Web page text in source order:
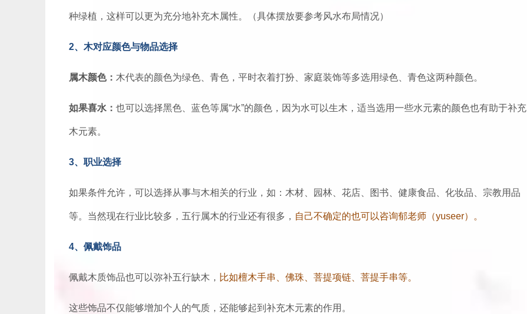
种绿植，这样可以更为充分地补充木属性。（具体摆放要参考风水布局情况）
2、木对应颜色与物品选择
属木颜色： 木代表的颜色为绿色、青色，平时衣着打扮、家庭装饰等多选用绿色、青色这两种颜色。
如果喜水： 也可以选择黑色、蓝色等属“水”的颜色，因为水可以生木，适当选用一些水元素的颜色也有助于补充
木元素。
3、职业选择
如果条件允许，可以选择从事与木相关的行业，如：木材、园林、花店、图书、健康食品、化妆品、宗教用品
等。当然现在行业比较多，五行属木的行业还有很多， 自己不确定的也可以咨询郁老师（yuseer）。
4、佩戴饰品
佩戴木质饰品也可以弥补五行缺木， 比如檀木手串、佛珠、菩提项链、菩提手串等。
这些饰品不仅能够增加个人的气质，还能够起到补充木元素的作用。